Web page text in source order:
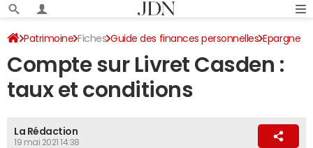
Patrimoine Fiches Guide des finances personnelles Epargne
Livrets bancaires
Compte sur Livret Casden :
taux et conditions
La Rédaction
19 mai 2021 14:38